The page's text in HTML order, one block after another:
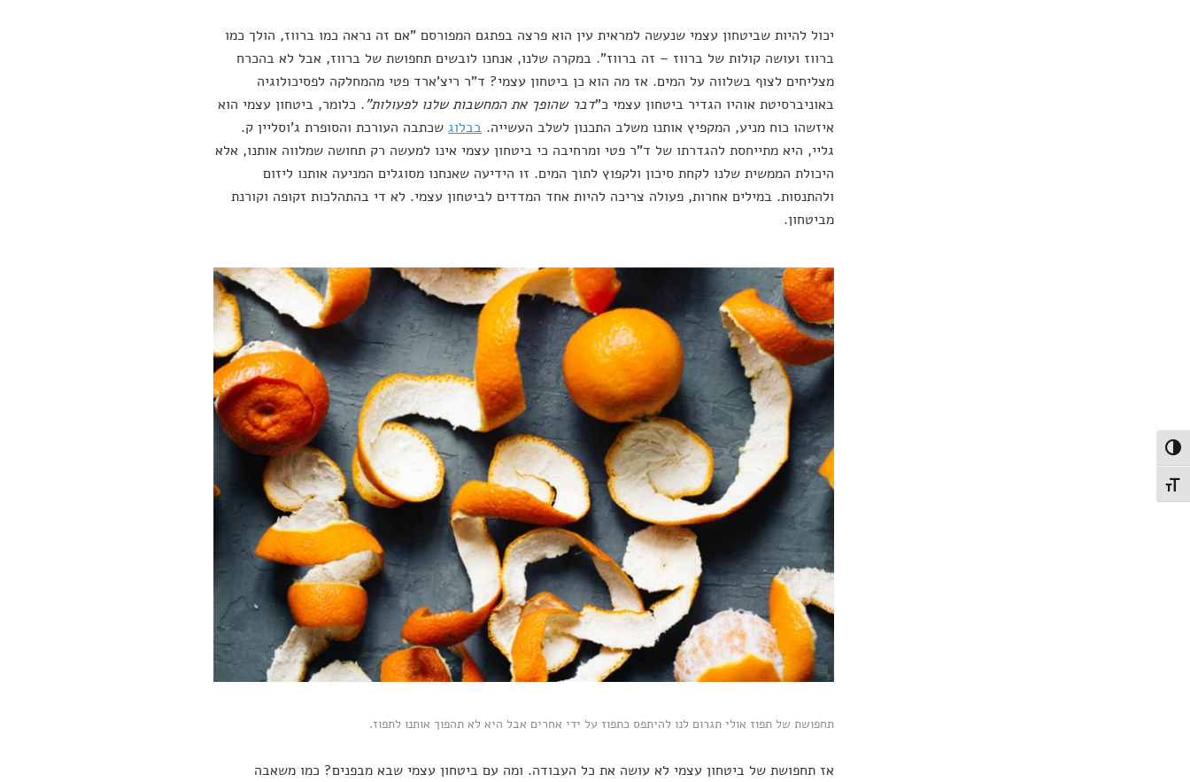
הפעל/כבה ניגודיות גבוהה
מתג גודל גופן
יכול להיות שביטחון עצמי שנעשה למראית עין הוא פרצה בפתגם המפורסם "אם זה נראה כמו ברווז, הולך כמו
ברווז ועושה קולות של ברווז – זה ברווז". במקרה שלנו, אנחנו לובשים תחפושת של ברווז, אבל לא בהכרח
מצליחים לצוף בשלווה על המים. אז מה הוא כן ביטחון עצמי? ד"ר ריצ'ארד פטי מהמחלקה לפסיכולוגיה
באוניברסיטת אוהיו הגדיר ביטחון עצמי כ"דבר שהופך את המחשבות שלנו לפעולות". כלומר, ביטחון עצמי הוא
איזשהו כוח מניע, המקפיץ אותנו משלב התכנון לשלב העשייה. בבלוג שכתבה העורכת והסופרת ג'וסליין ק.
גליי, היא מתייחסת להגדרתו של ד"ר פטי ומרחיבה כי ביטחון עצמי אינו למעשה רק תחושה שמלווה אותנו, אלא
היכולת הממשית שלנו לקחת סיכון ולקפוץ לתוך המים. זו הידיעה שאנחנו מסוגלים המניעה אותנו ליזום
ולהתנסות. במילים אחרות, פעולה צריכה להיות אחד המדדים לביטחון עצמי. לא די בהתהלכות זקופה וקורנת
מביטחון.
תחפושת של תפוז אולי תגרום לנו להיתפס כתפוז על ידי אחרים אבל היא לא תהפוך אותנו לתפוז.
אז תחפושת של ביטחון עצמי לא עושה את כל העבודה. ומה עם ביטחון עצמי שבא מבפנים? כמו משאבה